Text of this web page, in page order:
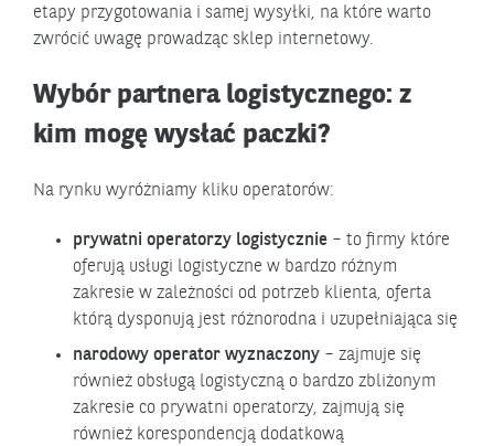
etapy przygotowania i samej wysyłki, na które warto
zwrócić uwagę prowadząc sklep internetowy.
Wybór partnera logistycznego: z
kim mogę wysłać paczki?
Na rynku wyróżniamy kliku operatorów:
prywatni operatorzy logistycznie – to firmy które
oferują usługi logistyczne w bardzo różnym
zakresie w zależności od potrzeb klienta, oferta
którą dysponują jest różnorodna i uzupełniająca się
narodowy operator wyznaczony – zajmuje się
również obsługą logistyczną o bardzo zbliżonym
zakresie co prywatni operatorzy, zajmują się
również korespondencją dodatkową